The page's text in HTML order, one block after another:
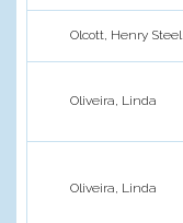
Olcott, Henry Steel
Oliveira, Linda
Oliveira, Linda